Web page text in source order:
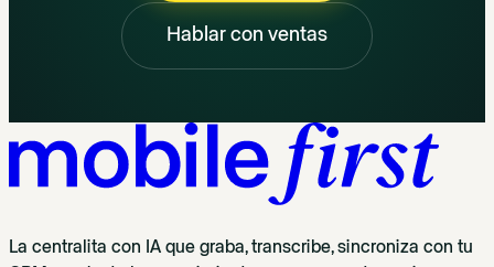
Hablar con ventas
La centralita con IA que graba, transcribe, sincroniza con tu